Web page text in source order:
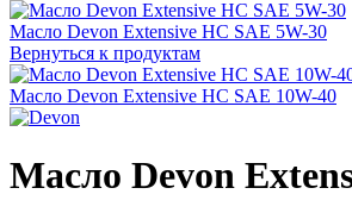
Масло Devon Extensive HC SAE 5W-30
Вернуться к продуктам
Масло Devon Extensive HC SAE 10W-40
Масло Devon